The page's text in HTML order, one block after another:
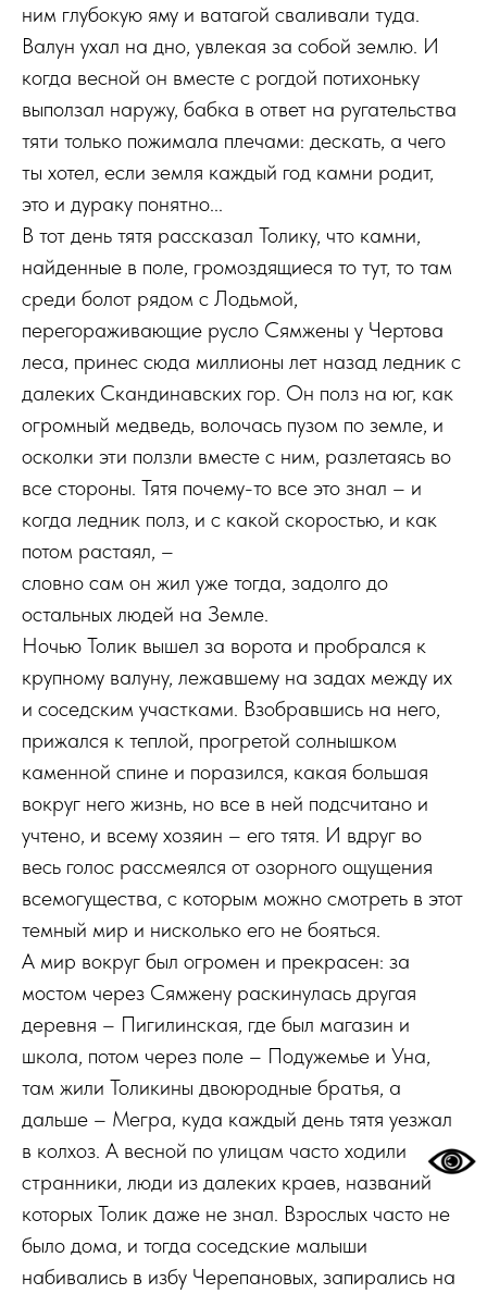
ним глубокую яму и ватагой сваливали туда.
Валун ухал на дно, увлекая за собой землю. И
когда весной он вместе с рогдой потихоньку
выползал наружу, бабка в ответ на ругательства
тяти только пожимала плечами: дескать, а чего
ты хотел, если земля каждый год камни родит,
это и дураку понятно...
В тот день тятя рассказал Толику, что камни,
найденные в поле, громоздящиеся то тут, то там
среди болот рядом с Лодьмой,
перегораживающие русло Сямжены у Чертова
леса, принес сюда миллионы лет назад ледник с
далеких Скандинавских гор. Он полз на юг, как
огромный медведь, волочась пузом по земле, и
осколки эти ползли вместе с ним, разлетаясь во
все стороны. Тятя почему-то все это знал – и
когда ледник полз, и с какой скоростью, и как
потом растаял, –
словно сам он жил уже тогда, задолго до
остальных людей на Земле.
Ночью Толик вышел за ворота и пробрался к
крупному валуну, лежавшему на задах между их
и соседским участками. Взобравшись на него,
прижался к теплой, прогретой солнышком
каменной спине и поразился, какая большая
вокруг него жизнь, но все в ней подсчитано и
учтено, и всему хозяин – его тятя. И вдруг во
весь голос рассмеялся от озорного ощущения
всемогущества, с которым можно смотреть в этот
темный мир и нисколько его не бояться.
А мир вокруг был огромен и прекрасен: за
мостом через Сямжену раскинулась другая
деревня – Пигилинская, где был магазин и
школа, потом через поле – Подужемье и Уна,
там жили Толикины двоюродные братья, а
дальше – Мегра, куда каждый день тятя уезжал
в колхоз. А весной по улицам часто ходили
странники, люди из далеких краев, названий
которых Толик даже не знал. Взрослых часто не
было дома, и тогда соседские малыши
набивались в избу Черепановых, запирались на